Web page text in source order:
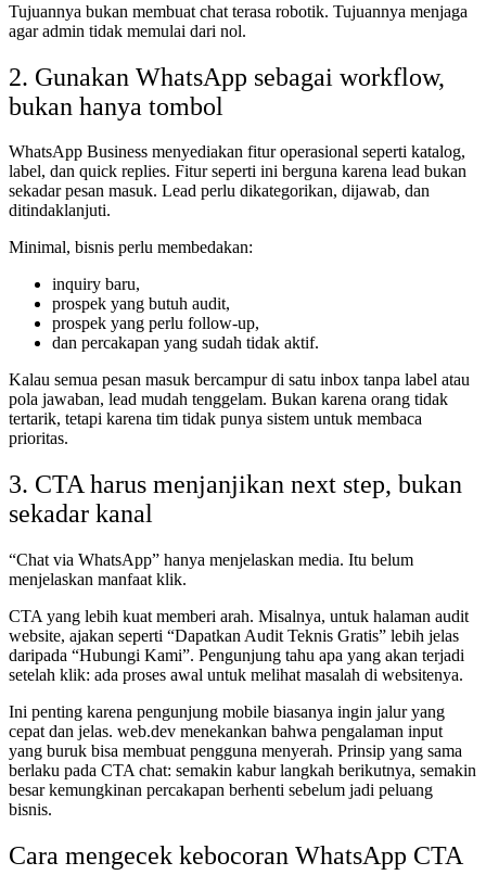
Tujuannya bukan membuat chat terasa robotik. Tujuannya menjaga
agar admin tidak memulai dari nol.
2. Gunakan WhatsApp sebagai workflow,
bukan hanya tombol
WhatsApp Business menyediakan fitur operasional seperti katalog,
label, dan quick replies. Fitur seperti ini berguna karena lead bukan
sekadar pesan masuk. Lead perlu dikategorikan, dijawab, dan
ditindaklanjuti.
Minimal, bisnis perlu membedakan:
inquiry baru,
prospek yang butuh audit,
prospek yang perlu follow-up,
dan percakapan yang sudah tidak aktif.
Kalau semua pesan masuk bercampur di satu inbox tanpa label atau
pola jawaban, lead mudah tenggelam. Bukan karena orang tidak
tertarik, tetapi karena tim tidak punya sistem untuk membaca
prioritas.
3. CTA harus menjanjikan next step, bukan
sekadar kanal
“Chat via WhatsApp” hanya menjelaskan media. Itu belum
menjelaskan manfaat klik.
CTA yang lebih kuat memberi arah. Misalnya, untuk halaman audit
website, ajakan seperti “Dapatkan Audit Teknis Gratis” lebih jelas
daripada “Hubungi Kami”. Pengunjung tahu apa yang akan terjadi
setelah klik: ada proses awal untuk melihat masalah di websitenya.
Ini penting karena pengunjung mobile biasanya ingin jalur yang
cepat dan jelas. web.dev menekankan bahwa pengalaman input
yang buruk bisa membuat pengguna menyerah. Prinsip yang sama
berlaku pada CTA chat: semakin kabur langkah berikutnya, semakin
besar kemungkinan percakapan berhenti sebelum jadi peluang
bisnis.
Cara mengecek kebocoran WhatsApp CTA